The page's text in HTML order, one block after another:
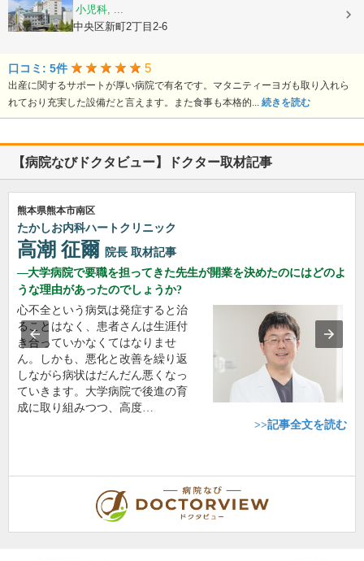
産科, 婦人科, 小児科, ...
熊本県熊本市中央区新町2丁目2-6
口コミ: 5件 5
出産に関するサポートが厚い病院で有名です。マタニティーヨガも取り入れら
れており充実した設備だと言えます。また食事も本格的... 続きを読む
【病院なびドクタビュー】ドクター取材記事
熊本県熊本市南区
たかしお内科ハートクリニック
高潮 征爾 院長 取材記事
大学病院で要職を担ってきた先生が開業を決めたのにはどのよ
うな理由があったのでしょうか?
心不全という病気は発症すると治
ることはなく、患者さんは生涯付
き合っていかなくてはなりませ
ん。しかも、悪化と改善を繰り返
しながら病状はだんだん悪くなっ
ていきます。大学病院で後進の育
成に取り組みつつ、高度…
>>記事全文を読む